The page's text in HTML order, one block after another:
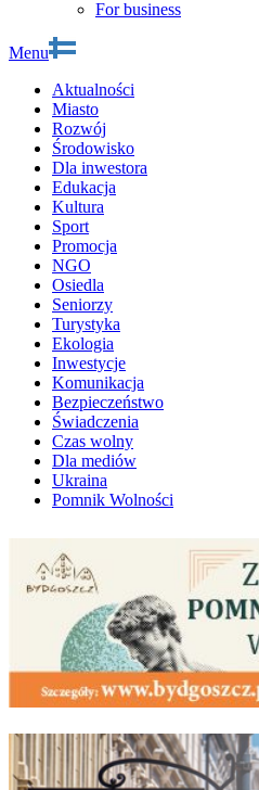
For business
Menu
Aktualności
Miasto
Rozwój
Środowisko
Dla inwestora
Edukacja
Kultura
Sport
Promocja
NGO
Osiedla
Seniorzy
Turystyka
Ekologia
Inwestycje
Komunikacja
Bezpieczeństwo
Świadczenia
Czas wolny
Dla mediów
Ukraina
Pomnik Wolności